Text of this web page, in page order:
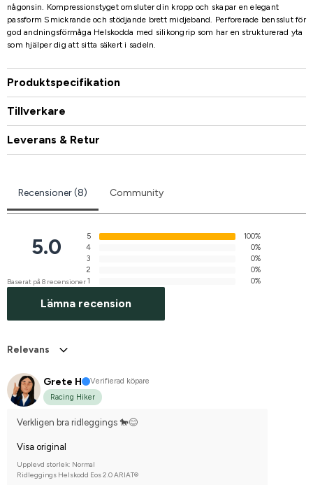
någonsin. Kompressionstyget omsluter din kropp och skapar en elegant
passform Smickrande och stödjande brett midjeband. Perforerade bensslut för
god andningsförmåga Helskodda med silikongrip som har en strukturerad yta
som hjälper dig att sitta säkert i sadeln.
Produktspecifikation
Tillverkare
Leverans & Retur
Recensioner (8) Community
5.0
Baserat på 8 recensioner
5
100%
4
0%
3
0%
2
0%
1
0%
Lämna recension
Relevans
Grete H
Verifierad köpare
Racing Hiker
Verkligen bra ridleggings 🐎😊
Visa original
Upplevd storlek: Normal
Ridleggings Helskodd Eos 2.0 ARIAT®